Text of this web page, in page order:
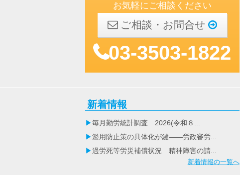
お気軽にご相談ください
ご相談・お問合せ
03-3503-1822
新着情報
毎月勤労統計調査 2026(令和８...
濫用防止策の具体化が鍵――労政審労...
過労死等労災補償状況 精神障害の請...
新着情報の一覧へ